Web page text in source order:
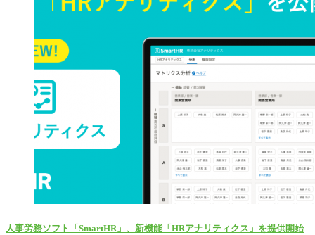
人事労務ソフト「SmartHR」、新機能「HRアナリティクス」を提供開始